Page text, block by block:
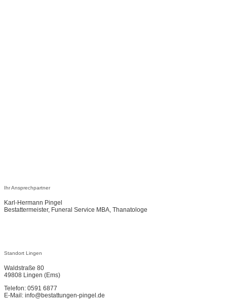
Ihr Ansprechpartner
Karl-Hermann Pingel
Bestattermeister, Funeral Service MBA, Thanatologe
Standort Lingen
Waldstraße 80
49808 Lingen (Ems)
Telefon: 0591 6877
E-Mail: info@bestattungen-pingel.de